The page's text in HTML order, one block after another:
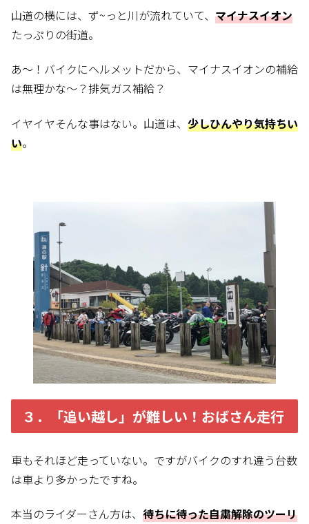
山道の横には、ず~っと川が流れていて、 マイナスイオン
たっぷりの街道。
あ～！バイクにヘルメットだから、マイナスイオンの補給
は無理かな～？排気ガス補給？
イヤイヤそんな事はない。 山道は、 少しひんやり気持ちい
い。
３．「追い越し」が難しい！おばさん走行
車もそれほど走っていない。ですがバイクのすれ違う台数
は車より多かったですね。
本当のライダーさん方は、 待ちに待った自粛解除のツーリ